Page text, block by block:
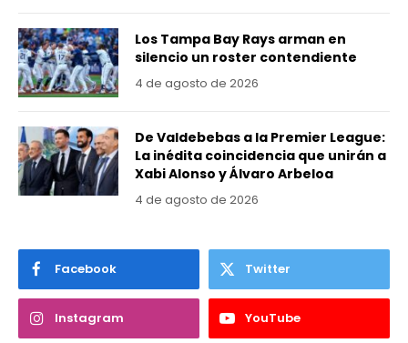
Los Tampa Bay Rays arman en
silencio un roster contendiente
4 de agosto de 2026
De Valdebebas a la Premier League:
La inédita coincidencia que unirán a
Xabi Alonso y Álvaro Arbeloa
4 de agosto de 2026
Facebook Twitter
Instagram YouTube